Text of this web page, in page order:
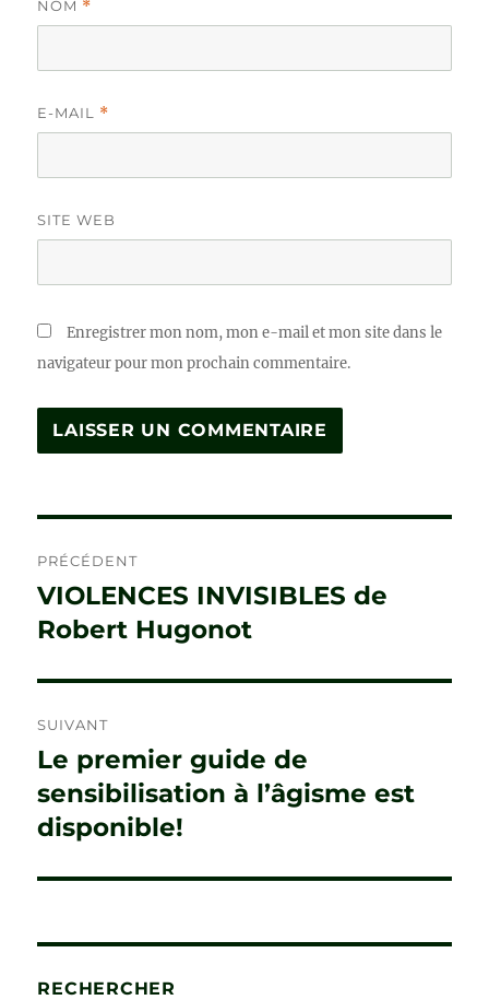
NOM *
E-MAIL *
SITE WEB
Enregistrer mon nom, mon e-mail et mon site dans le
navigateur pour mon prochain commentaire.
de
l’article
PRÉCÉDENT
Publication
précédente :
VIOLENCES INVISIBLES de
Robert Hugonot
SUIVANT
Publication
suivante :
Le premier guide de
sensibilisation à l’âgisme est
disponible!
RECHERCHER